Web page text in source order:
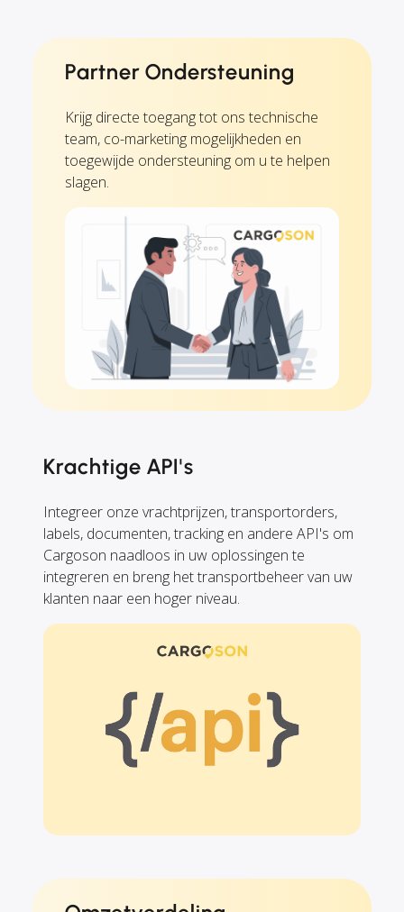
Partner Ondersteuning
Krijg directe toegang tot ons technische
team, co-marketing mogelijkheden en
toegewijde ondersteuning om u te helpen
slagen.
Krachtige API's
Integreer onze vrachtprijzen, transportorders,
labels, documenten, tracking en andere API's om
Cargoson naadloos in uw oplossingen te
integreren en breng het transportbeheer van uw
klanten naar een hoger niveau.